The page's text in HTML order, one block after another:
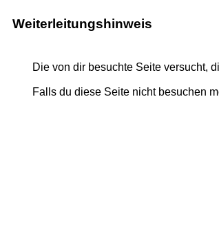
Weiterleitungshinweis
Die von dir besuchte Seite versucht,
Falls du diese Seite nicht besuchen